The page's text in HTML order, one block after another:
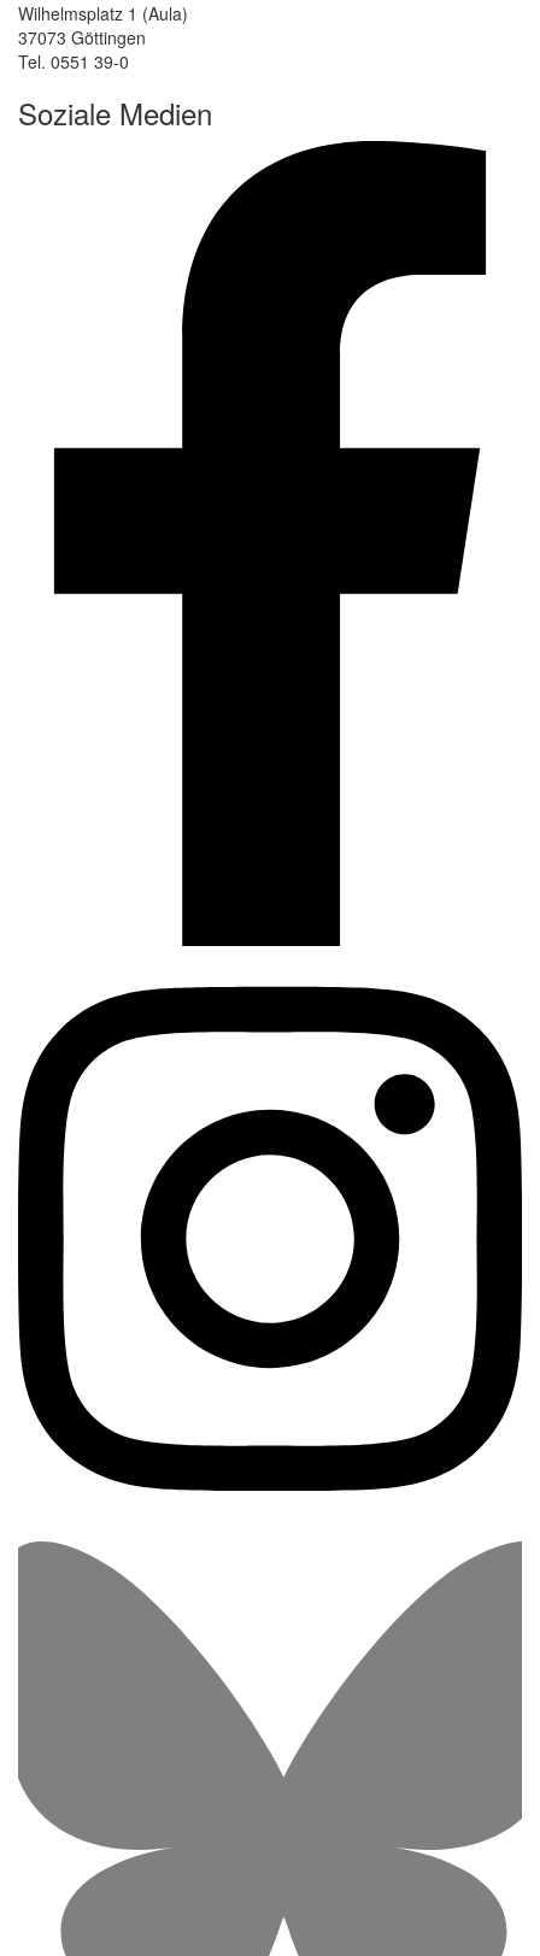
Wilhelmsplatz 1 (Aula)
37073 Göttingen
Tel. 0551 39-0
Soziale Medien